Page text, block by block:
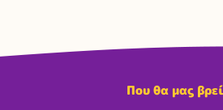
Που θα μας